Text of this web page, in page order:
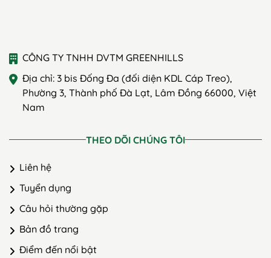
CÔNG TY TNHH DVTM GREENHILLS
Địa chỉ: 3 bis Đống Đa (đối diện KDL Cáp Treo),
Phường 3, Thành phố Đà Lạt, Lâm Đồng 66000, Việt
Nam
THEO DÕI CHÚNG TÔI
Liên hệ
Tuyển dụng
Câu hỏi thường gặp
Bản đồ trang
Điểm đến nổi bật